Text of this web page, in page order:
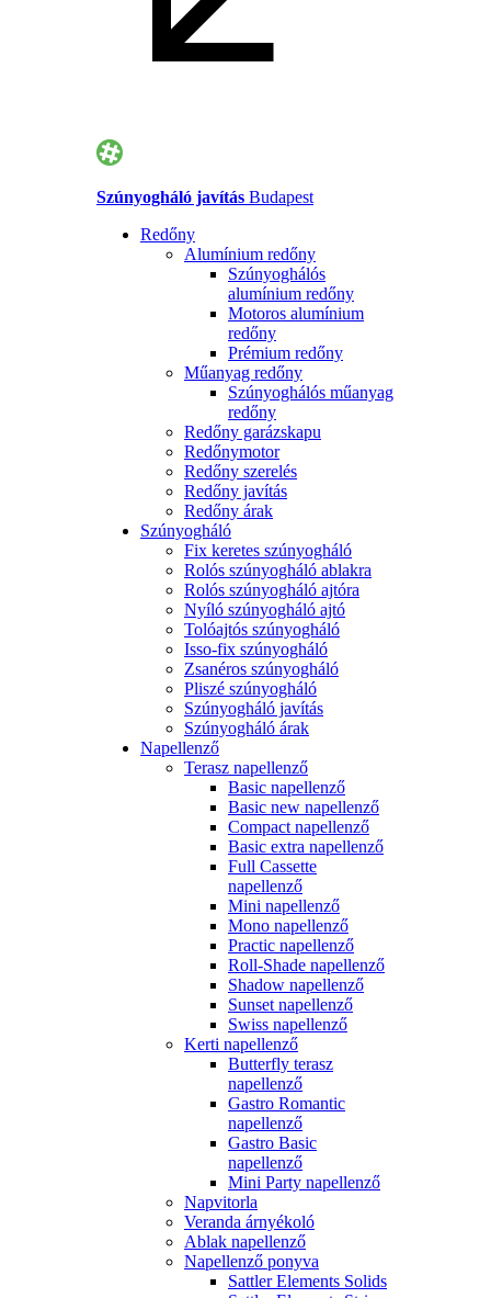
Szúnyogháló javítás Budapest
Redőny
Alumínium redőny
Szúnyoghálós
alumínium redőny
Motoros alumínium
redőny
Prémium redőny
Műanyag redőny
Szúnyoghálós műanyag
redőny
Redőny garázskapu
Redőnymotor
Redőny szerelés
Redőny javítás
Redőny árak
Szúnyogháló
Fix keretes szúnyogháló
Rolós szúnyogháló ablakra
Rolós szúnyogháló ajtóra
Nyíló szúnyogháló ajtó
Tolóajtós szúnyogháló
Isso-fix szúnyogháló
Zsanéros szúnyogháló
Pliszé szúnyogháló
Szúnyogháló javítás
Szúnyogháló árak
Napellenző
Terasz napellenző
Basic napellenző
Basic new napellenző
Compact napellenző
Basic extra napellenző
Full Cassette
napellenző
Mini napellenző
Mono napellenző
Practic napellenző
Roll-Shade napellenző
Shadow napellenző
Sunset napellenző
Swiss napellenző
Kerti napellenző
Butterfly terasz
napellenző
Gastro Romantic
napellenző
Gastro Basic
napellenző
Mini Party napellenző
Napvitorla
Veranda árnyékoló
Ablak napellenző
Napellenző ponyva
Sattler Elements Solids